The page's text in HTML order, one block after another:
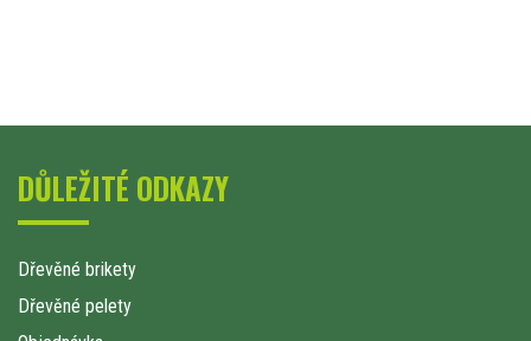
DŮLEŽITÉ ODKAZY
Dřevěné brikety
Dřevěné pelety